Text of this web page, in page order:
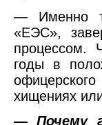
— Именно
«ЕЭС»,
процессом.
годы в
хищениях
— Почему